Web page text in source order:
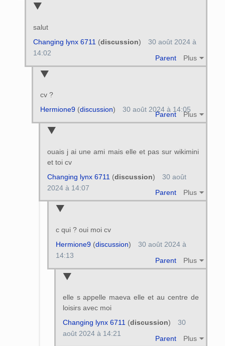
salut
Parent Plus
Changing lynx 6711 (discussion)
30 août 2024 à
14:02
cv ?
Parent Plus
Hermione9(discussion) 30 août 2024 à 14:05
ouais j ai une ami mais elle et pas sur wikimini
et toi cv
Parent Plus
Changing lynx 6711 (discussion)
30 août
2024 à 14:07
c qui ? oui moi cv
Parent Plus
Hermione9(discussion)
30 août 2024 à
14:13
elle s appelle maeva elle et au centre de
loisirs avec moi
Parent Plus
Changing lynx 6711(discussion)
30
août 2024 à 14:21